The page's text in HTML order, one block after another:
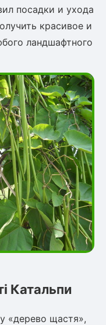
посадки и ухода
красивое и
ландшафтного
Катальпи
«дерево щастя»,